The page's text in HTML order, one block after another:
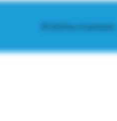
© 2025 by Scantastic.